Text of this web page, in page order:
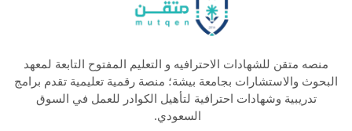
منصه متقن للشهادات الاحترافيه و التعليم المفتوح التابعة لمعهد
البحوث والاستشارات بجامعة بيشة؛ منصة رقمية تعليمية تقدم برامج
تدريبية وشهادات احترافية لتأهيل الكوادر للعمل في السوق
السعودي.